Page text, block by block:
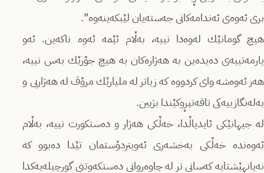
بری ئه‌وه‌ی ئه‌ندامه‌كانی جه‌سته‌یان لێبكه‌ینه‌وه‌”.
هیچ گومانێك له‌وه‌دا نییه‌، به‌ڵام ئێمه‌ ئه‌وه‌ ناكه‌ین. ئه‌و
یارمه‌تییه‌ی ده‌یده‌ین به‌ هه‌ژاره‌كان به‌ هیچ جۆرێك به‌س نییه‌،
هه‌ر ئه‌وه‌شه‌ وای كردووه‌ كه‌ زیاتر له‌ ملیارێك مرۆڤ له‌ هه‌ژاریی و
به‌له‌نگازییه‌كی تاقه‌تپڕوكێندا بژیین.
له‌ جیهانێكی ئایدیاڵدا، خه‌ڵكی هه‌ژار و ده‌ستكورت نییه‌، به‌ڵام
ئه‌وه‌نده‌ خه‌ڵكی به‌خشه‌ری ئه‌ویتردۆستمان تێدا ده‌بوو كه‌
نه‌یانهێشتایه‌ كه‌سانی تر له‌ چاوه‌ڕوانی ده‌ستكه‌وتنی گورچیله‌یه‌كدا